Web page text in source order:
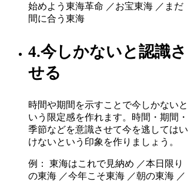
始めよう東海革命 ／お宝東海 ／まだ
間に合う東海
4.今しかないと認識さ
せる
時間や期間を示すことで今しかないと
いう限定感を作れます。時間・期間・
季節などを意識させて今を逃してはい
けないという印象を作りましょう。
例： 東海はこれで見納め ／本日限り
の東海 ／今年こそ東海 ／朝の東海 ／